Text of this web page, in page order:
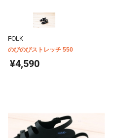
FOLK
のびのびストレッチ 550
¥4,590